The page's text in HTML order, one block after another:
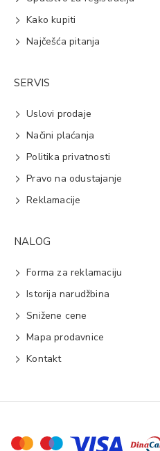
Kako kupiti
Najčešća pitanja
SERVIS
Uslovi prodaje
Načini plaćanja
Politika privatnosti
Pravo na odustajanje
Reklamacije
NALOG
Forma za reklamaciju
Istorija narudžbina
Snižene cene
Mapa prodavnice
Kontakt